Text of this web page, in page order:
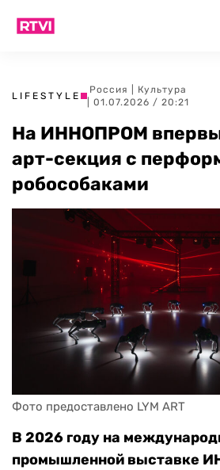
LIFESTYLE
Россия
Культура
| 01.07.2026 / 20:21
На ИННОПРОМ
арт-секция с
робособаками
Фото предоставлено LYM ART
В 2026 году на
промышленной выставке